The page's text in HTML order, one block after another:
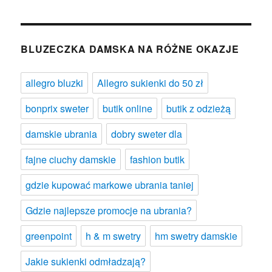
BLUZECZKA DAMSKA NA RÓŻNE OKAZJE
allegro bluzki
Allegro sukienki do 50 zł
bonprix sweter
butik online
butik z odzieżą
damskie ubrania
dobry sweter dla
fajne ciuchy damskie
fashion butik
gdzie kupować markowe ubrania taniej
Gdzie najlepsze promocje na ubrania?
greenpoint
h & m swetry
hm swetry damskie
Jakie sukienki odmładzają?